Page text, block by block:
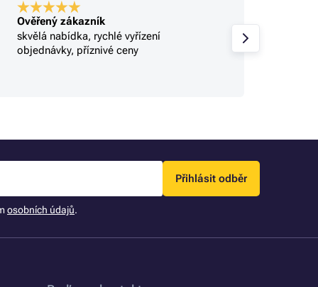
Ověřený zákazník
skvělá nabídka, rychlé vyřízení
objednávky, příznivé ceny
Přihlásit odběr
osobních údajů.